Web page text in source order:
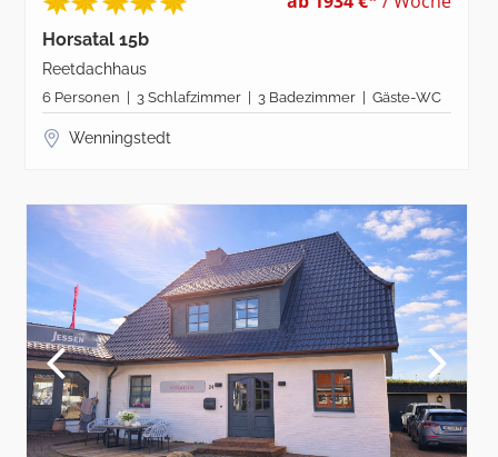
Horsatal 15b
Reetdachhaus
6 Personen | 3 Schlafzimmer | 3 Badezimmer | Gäste-WC
Wenningstedt